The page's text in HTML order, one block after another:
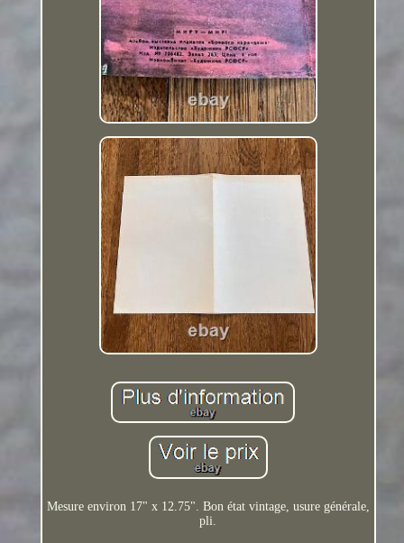
Mesure environ 17" x 12.75". Bon état vintage, usure générale,
pli.